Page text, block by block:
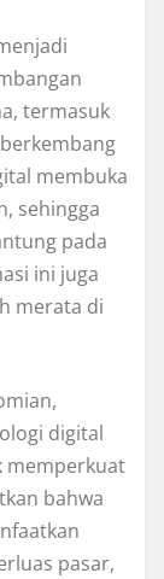
termasuk
membuka
sehingga
pada
ini juga
merata di
digital
memperkuat
bahwa
pasar,